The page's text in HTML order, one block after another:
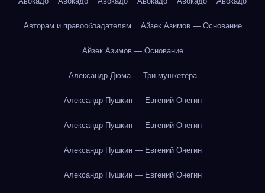
Авторам и правообладателям Айзек Азимов — Основание
Айзек Азимов — Основание
Александр Дюма — Три мушкетёра
Александр Пушкин — Евгений Онегин
Александр Пушкин — Евгений Онегин
Александр Пушкин — Евгений Онегин
Александр Пушкин — Евгений Онегин